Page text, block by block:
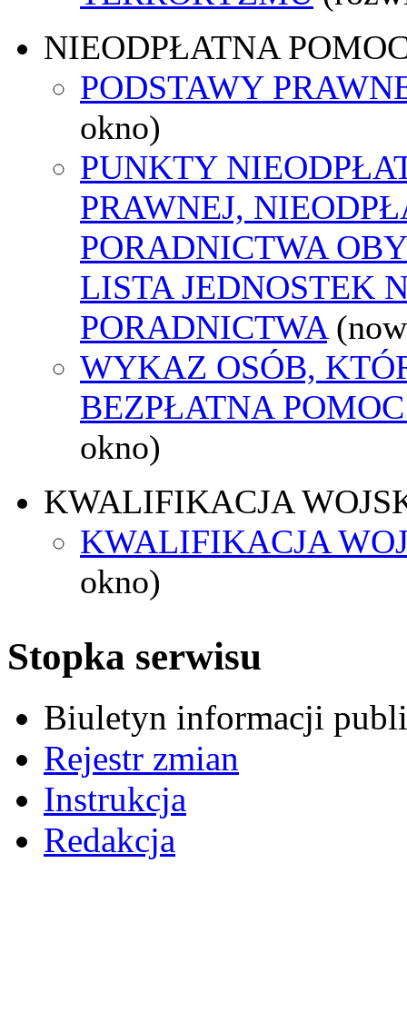
NIEODPŁATNA
PODSTAWY
okno)
PUNKTY
PRAWNEJ,
PORADNICTWA
LISTA JEDNOSTEK
PORADNICTWA
WYKAZ OSÓB,
BEZPŁATNA
okno)
KWALIFIKACJA
KWALIFIKACJA
okno)
Stopka serwisu
Biuletyn informacji
Rejestr zmian
Instrukcja
Redakcja